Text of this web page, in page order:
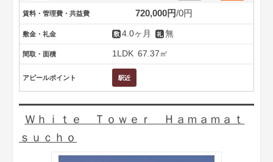
賃料・管理費・共益費 720,000円 0円
敷金・礼金 4.0ヶ月 無
間取・面積 1LDK 67.37㎡
アピールポイント
Ｗｈｉｔｅ Ｔｏｗｅｒ Ｈａｍａｍａｔ
ｓｕｃｈｏ